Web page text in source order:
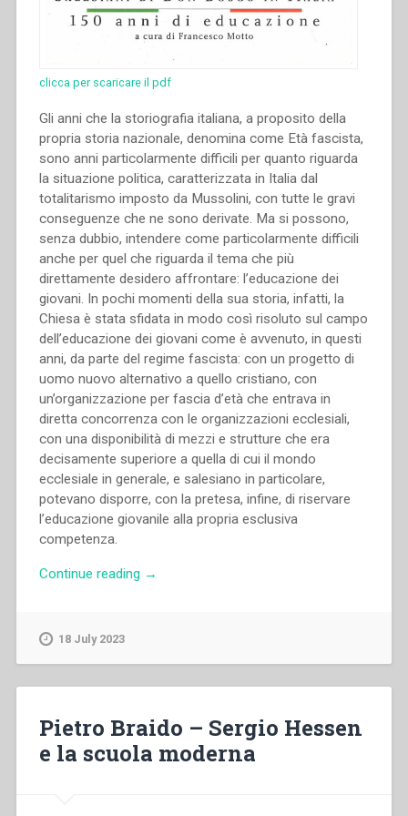
del
secolo
XX.
del
internazionale
di
Storia
Salesiana
Roma,
19-
23
novembre
2014””
clicca per scaricare il pdf
Gli anni che la storiografia italiana, a proposito della
propria storia nazionale, denomina come Età fascista,
sono anni particolarmente difficili per quanto riguarda
la situazione politica, caratterizzata in Italia dal
totalitarismo imposto da Mussolini, con tutte le gravi
conseguenze che ne sono derivate. Ma si possono,
senza dubbio, intendere come particolarmente difficili
anche per quel che riguarda il tema che più
direttamente desidero affrontare: l’educazione dei
giovani. In pochi momenti della sua storia, infatti, la
Chiesa è stata sfidata in modo così risoluto sul campo
dell’educazione dei giovani come è avvenuto, in questi
anni, da parte del regime fascista: con un progetto di
uomo nuovo alternativo a quello cristiano, con
un’organizzazione per fascia d’età che entrava in
diretta concorrenza con le organizzazioni ecclesiali,
con una disponibilità di mezzi e strutture che era
decisamente superiore a quella di cui il mondo
ecclesiale in generale, e salesiano in particolare,
potevano disporre, con la pretesa, infine, di riservare
l’educazione giovanile alla propria esclusiva
competenza.
Continue reading “Silvano
durante
il
→
18 July 2023
Pietro Braido – Sergio Hessen
e la scuola moderna